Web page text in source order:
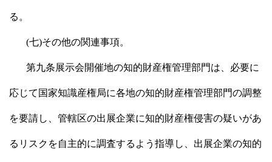
る。
(七)その他の関連事項。
第九条展示会開催地の知的財産権管理部門は、必要に
応じて国家知識産権局に各地の知的財産権管理部門の調整
を要請し、管轄区の出展企業に知的財産権侵害の疑いがあ
るリスクを自主的に調査するよう指導し、出展企業の知的